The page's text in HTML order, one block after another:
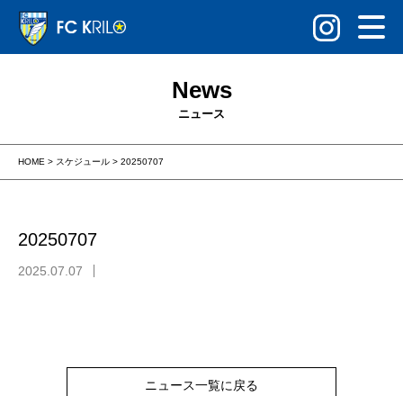
News
ニュース
HOME > スケジュール > 20250707
20250707
2025.07.07
ニュース一覧に戻る